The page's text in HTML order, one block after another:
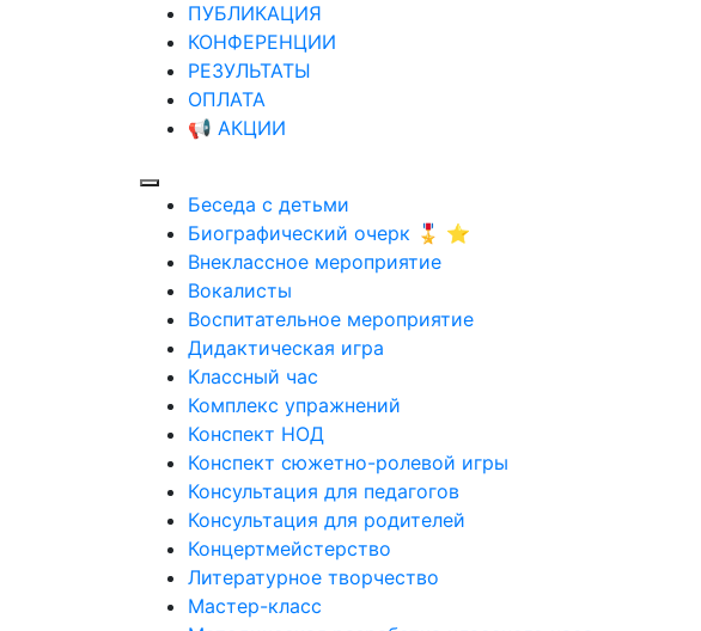
ПУБЛИКАЦИЯ
КОНФЕРЕНЦИИ
РЕЗУЛЬТАТЫ
ОПЛАТА
📢 АКЦИИ
Беседа с детьми
Биографический очерк 🎖️ ⭐
Внеклассное мероприятие
Вокалисты
Воспитательное мероприятие
Дидактическая игра
Классный час
Комплекс упражнений
Конспект НОД
Конспект сюжетно-ролевой игры
Консультация для педагогов
Консультация для родителей
Концертмейстерство
Литературное творчество
Мастер-класс